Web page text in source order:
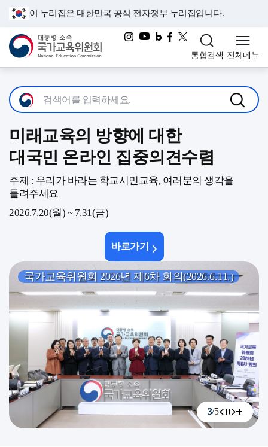
이 누리집은 대한민국 공식 전자정부 누리집입니다.
대통령소속 국가교육위원회
통합검색 전체메뉴
미래교육의 방향에 대한
대국민 온라인 집중의견수렴
주제 : 우리가 바라는 학교시민교육, 여러분의 생각을
들려주세요
2026.7.20(월) ~ 7.31(금)
바로가기
국가교육위원회 2026년 제6차 회의(2026.6.11.)
3/5
이전
슬라
다음
더